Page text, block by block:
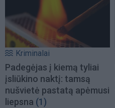
Kriminalai
Padegėjas į kiemą tyliai
įsliūkino naktį: tamsą
nušvietė pastatą apėmusi
liepsna (1)